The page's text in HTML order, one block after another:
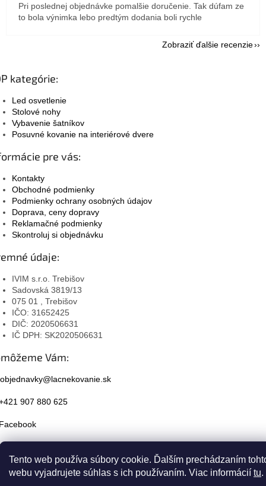
Tento web používa súbory cookie. Ďalším prechádzaním
webu vyjadrujete súhlas s ich používaním. Viac informácií tu.
Pri poslednej objednávke pomalšie doručenie. Tak dúfam ze
to bola výnimka lebo predtým dodania boli rychle
Zobraziť ďalšie recenzie
kategórie:
Led osvetlenie
Stolové nohy
Vybavenie šatníkov
Posuvné kovanie na interiérové dvere
pre vás:
Kontakty
Obchodné podmienky
Podmienky ochrany osobných údajov
Doprava, ceny dopravy
Reklamačné podmienky
Skontroluj si objednávku
údaje:
IVIM s.r.o. Trebišov
Sadovská 3819/13
075 01 , Trebišov
IČO: 31652425
DIČ: 2020506631
IČ DPH: SK2020506631
Vám:
objednavky@lacnekovanie.sk
907 880 625